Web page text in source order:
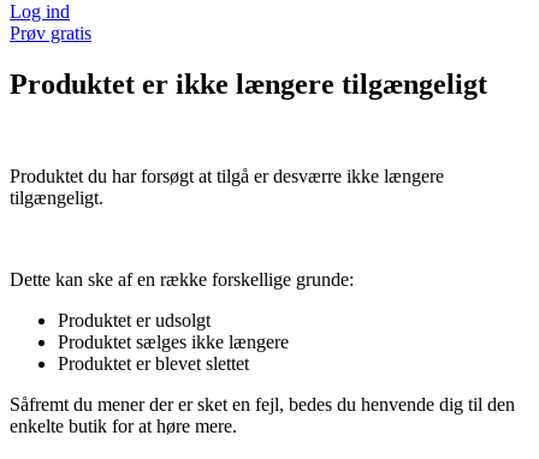
Log ind
Prøv gratis
Produktet er ikke længere tilgængeligt
Produktet du har forsøgt at tilgå er desværre ikke længere
tilgængeligt.
Dette kan ske af en række forskellige grunde:
Produktet er udsolgt
Produktet sælges ikke længere
Produktet er blevet slettet
Såfremt du mener der er sket en fejl, bedes du henvende dig til den
enkelte butik for at høre mere.